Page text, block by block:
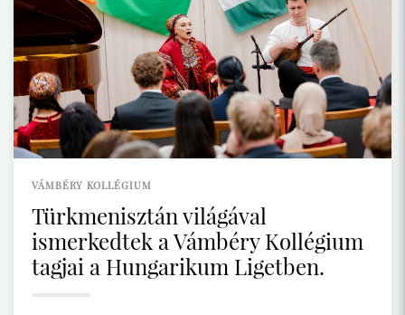
VÁMBÉRY KOLLÉGIUM
Türkmenisztán világával
ismerkedtek a Vámbéry Kollégium
tagjai a Hungarikum Ligetben.